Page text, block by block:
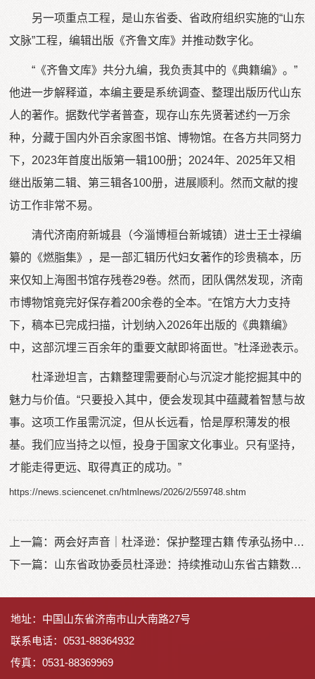
另一项重点工程，是山东省委、省政府组织实施的“山东
文脉”工程，编辑出版《齐鲁文库》并推动数字化。
“《齐鲁文库》共分九编，我负责其中的《典籍编》。”
他进一步解释道，本编主要是系统调查、整理出版历代山东
人的著作。据数代学者普查，现存山东先贤著述约一万余
种，分藏于国内外百余家图书馆、博物馆。在各方共同努力
下，2023年首度出版第一辑100册；2024年、2025年又相
继出版第二辑、第三辑各100册，进展顺利。然而文献的搜
访工作非常不易。
清代济南府新城县（今淄博桓台新城镇）进士王士禄编
纂的《燃脂集》，是一部汇辑历代妇女著作的珍贵稿本，历
来仅知上海图书馆存残卷29卷。然而，团队偶然发现，济南
市博物馆竟完好保存着200余卷的全本。“在馆方大力支持
下，稿本已完成扫描，计划纳入2026年出版的《典籍编》
中，这部沉埋三百余年的重要文献即将面世。”杜泽逊表示。
杜泽逊坦言，古籍整理需要耐心与沉淀才能挖掘其中的
魅力与价值。“只要投入其中，便会发现其中蕴藏着智慧与故
事。这项工作虽需沉淀，但从长远看，恰是厚积薄发的根
基。我们应当持之以恒，投身于国家文化事业。只有坚持，
才能走得更远、取得真正的成功。”
https://news.sciencenet.cn/htmlnews/2026/2/559748.shtm
上一篇：
两会好声音｜杜泽逊：保护整理古籍 传承弘扬中华优秀传统文化
下一篇：
山东省政协委员杜泽逊：持续推动山东省古籍数字化公开化
地址：中国山东省济南市山大南路27号
联系电话：0531-88364932
传真：0531-88369969